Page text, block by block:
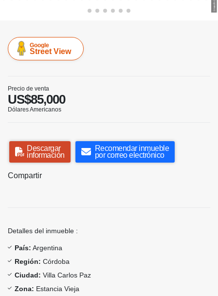
Google
Street View
Precio de venta
US$85,000
Dólares Americanos
Descargar
información
Recomendar inmueble
por correo electrónico
Compartir
Detalles del inmueble :
País: Argentina
Región: Córdoba
Ciudad: Villa Carlos Paz
Zona: Estancia Vieja